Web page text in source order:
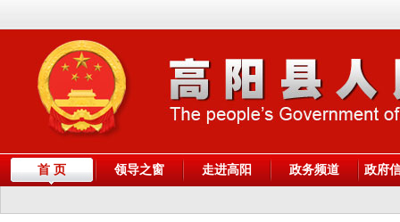
首 页 领导之窗 走进高阳 政务频道 政府